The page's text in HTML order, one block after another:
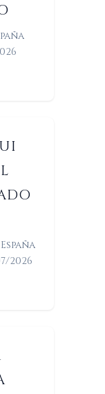
España
2026